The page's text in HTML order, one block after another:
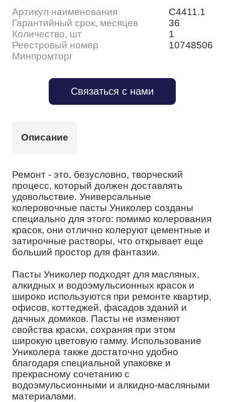
Артикул наименования
С4411.1
Гарантийный срок, месяцев
36
Количество, шт
1
Реестровый номер
Минпромторг
10748506
Связаться с нами
Описание
Ремонт - это, безусловно, творческий
процесс, который должен доставлять
удовольствие. Универсальные
колеровочные пасты Униколер созданы
специально для этого: помимо колерования
красок, они отлично колеруют цементные и
затирочные растворы, что открывает еще
больший простор для фантазии.
Пасты Униколер подходят для масляных,
алкидных и водоэмульсионных красок и
широко используются при ремонте квартир,
офисов, коттеджей, фасадов зданий и
дачных домиков. Пасты не изменяют
свойства краски, сохраняя при этом
широкую цветовую гамму. Использование
Униколера также достаточно удобно
благодаря специальной упаковке и
прекрасному сочетанию с
водоэмульсионными и алкидно-масляными
материалами.